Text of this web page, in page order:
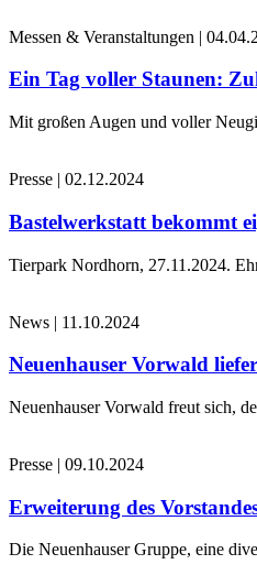
Messen & Veranstaltungen |
Ein Tag voller Staunen:
Mit großen Augen und voller
Presse | 02.12.2024
Bastelwerkstatt bekommt
Tierpark Nordhorn, 27.11.2024.
News | 11.10.2024
Neuenhauser Vorwald
Neuenhauser Vorwald freut sich,
Presse | 09.10.2024
Erweiterung des
Die Neuenhauser Gruppe, eine